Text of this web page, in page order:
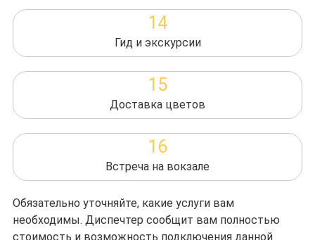
14
Гид и экскурсии
15
Доставка цветов
16
Встреча на вокзале
Обязательно уточняйте, какие услуги вам
необходимы. Диспечтер сообщит вам полностью
стоимость и возможность подключения данной